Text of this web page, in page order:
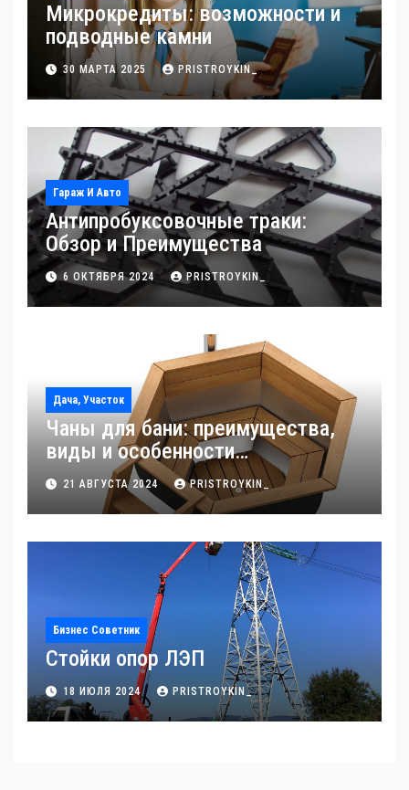
Микрокредиты: возможности и
подводные камни
30 МАРТА 2025 PRISTROYKIN_
Гараж И Авто
Антипробуксовочные траки:
Обзор и Преимущества
6 ОКТЯБРЯ 2024 PRISTROYKIN_
Дача, Участок
Чаны для бани: преимущества,
виды и особенности
использования
21 АВГУСТА 2024 PRISTROYKIN_
Бизнес Советник
Стойки опор ЛЭП
18 ИЮЛЯ 2024 PRISTROYKIN_